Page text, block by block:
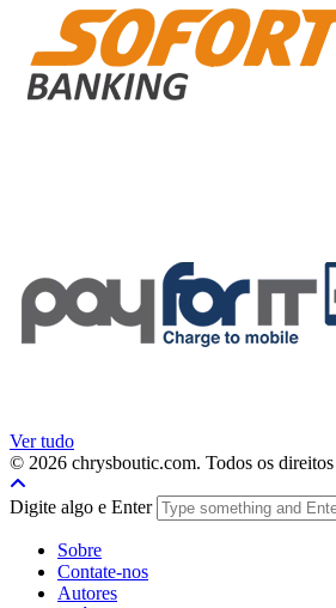
Ver tudo
© 2026 chrysboutic.com. Todos os direitos
Digite algo e Enter
Sobre
Contate-nos
Autores